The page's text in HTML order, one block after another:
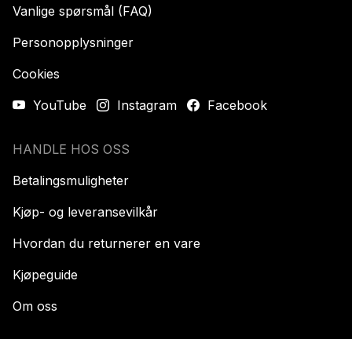
Vanlige spørsmål (FAQ)
Personopplysninger
Cookies
YouTube
Instagram Facebook
HANDLE HOS OSS
Betalingsmuligheter
Kjøp- og leveransevilkår
Hvordan du returnerer en vare
Kjøpeguide
Om oss